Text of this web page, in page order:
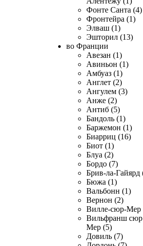
Фонте Санта (4)
Фронтейра (1)
Элваш (1)
Эшторил (13)
во Франции
Авезан (1)
Авиньон (1)
Амбуаз (1)
Англет (2)
Ангулем (3)
Анже (2)
Антиб (5)
Бандоль (1)
Баржемон (1)
Биарриц (16)
Биот (1)
Блуа (2)
Бордо (7)
Брив-ла-Гайярд
Бюжа (1)
Вальбонн (1)
Вернон (2)
Вилле-сюр-Мер
Вильфранш сюр
Мер (5)
Довиль (7)